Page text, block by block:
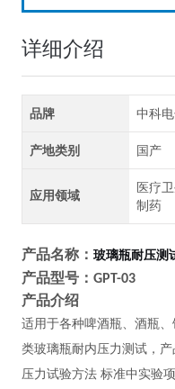
详细介绍
品牌 中科
产地类别 国产
应用领域
医疗
制药
产品名称： 玻璃瓶耐压测
产品型号： GPT-03
产品介绍
适用于各种啤酒瓶、酒瓶
类玻璃瓶耐内压力测试，
压力试验方法 标准中实验